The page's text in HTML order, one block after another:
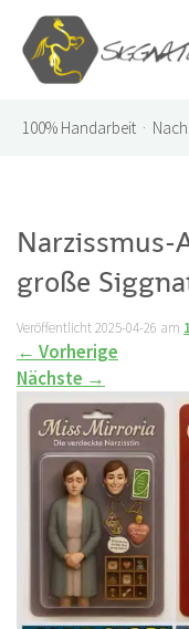
100% Handarbeit ·
Narzissmus-
große
Veröffentlicht2025-04-26 am
← Vorherige
Nächste →